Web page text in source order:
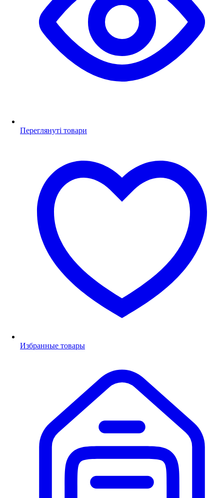
Переглянуті товари
Избранные товары